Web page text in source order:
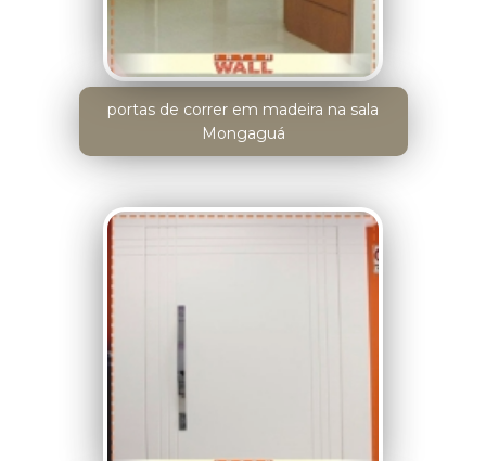
portas de correr em madeira na sala
Mongaguá